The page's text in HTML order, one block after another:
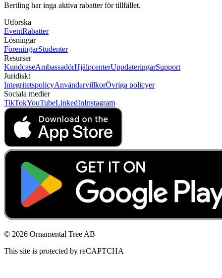
Bertling har inga aktiva rabatter för tillfället.
Utforska
EventRabatter
Lösningar
FöreningarStudenter
Resurser
KundcaseAmbassadörHjälpcenterUppdateringarSupport
Juridiskt
IntegritetspolicyAnvändarvillkorÖvriga policyer
Sociala medier
TikTokYouTubeLinkedInInstagram
© 2026 Ornamental Tree AB
This site is protected by reCAPTCHA